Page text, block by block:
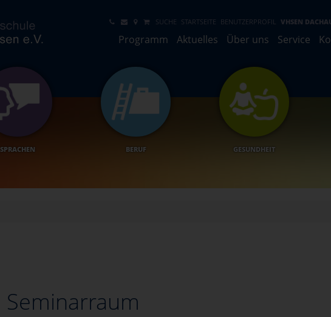
SUCHE STARTSEITE BENUTZERPROFIL VHSEN
Programm Aktuelles Über uns Service
SPRACHEN BERUF GESUNDHEIT
Seminarraum